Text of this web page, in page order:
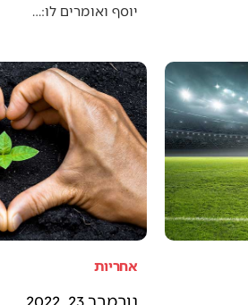
יוסף ואומרים לו:…
אחריות
נובמבר 23, 2022